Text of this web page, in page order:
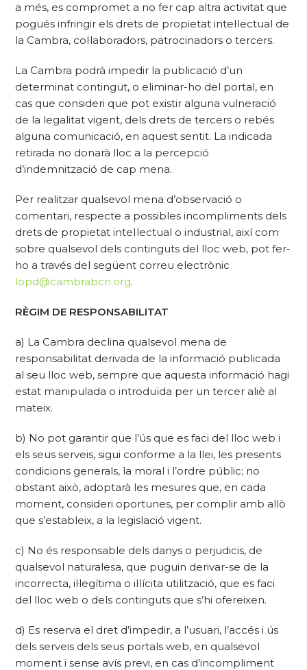
a més, es compromet a no fer cap altra activitat que
pogués infringir els drets de propietat intel·lectual de
la Cambra, col·laboradors, patrocinadors o tercers.
La Cambra podrà impedir la publicació d’un
determinat contingut, o eliminar-ho del portal, en
cas que consideri que pot existir alguna vulneració
de la legalitat vigent, dels drets de tercers o rebés
alguna comunicació, en aquest sentit. La indicada
retirada no donarà lloc a la percepció
d’indemnització de cap mena.
Per realitzar qualsevol mena d’observació o
comentari, respecte a possibles incompliments dels
drets de propietat intel·lectual o industrial, així com
sobre qualsevol dels continguts del lloc web, pot fer-
ho a través del següent correu electrònic
lopd@cambrabcn.org.
RÈGIM DE RESPONSABILITAT
a) La Cambra declina qualsevol mena de
responsabilitat derivada de la informació publicada
al seu lloc web, sempre que aquesta informació hagi
estat manipulada o introduïda per un tercer aliè al
mateix.
b) No pot garantir que l’ús que es faci del lloc web i
els seus serveis, sigui conforme a la llei, les presents
condicions generals, la moral i l’ordre públic; no
obstant això, adoptarà les mesures que, en cada
moment, consideri oportunes, per complir amb allò
que s’estableix, a la legislació vigent.
c) No és responsable dels danys o perjudicis, de
qualsevol naturalesa, que puguin derivar-se de la
incorrecta, il·legítima o il·lícita utilització, que es faci
del lloc web o dels continguts que s’hi ofereixen.
d) Es reserva el dret d’impedir, a l’usuari, l’accés i ús
dels serveis dels seus portals web, en qualsevol
moment i sense avís previ, en cas d’incompliment